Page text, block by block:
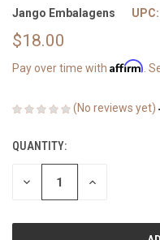
Jango Embalagens UPC:
$18.00
Pay over time with Affirm.
(No reviews yet)
CURRENT
STOCK:
QUANTITY:
DECREASE INCREASE